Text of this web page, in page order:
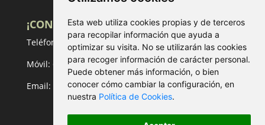
Esta web utiliza cookies propias y de terceros
para recopilar información que ayuda a
optimizar su visita. No se utilizarán las cookies
para recoger información de carácter personal.
Puede obtener más información, o bien
conocer cómo cambiar la configuración, en
nuestra Política de Cookies.
¡CONTACTA!
Teléfono:
981 53 67 18
Móvil: 658 02 40 47
Email:
inmo@compostelarealestate.com